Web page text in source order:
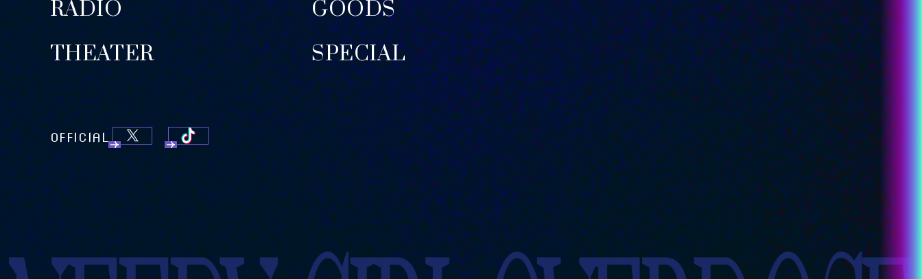
RADIO
GOODS
THEATER
SPECIAL
OFFICIAL